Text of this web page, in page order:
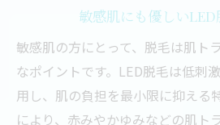
敏感肌にも優しい
敏感肌の方にとって、脱毛は肌ト
なポイントです。LED脱毛は低刺
用し、肌の負担を最小限に抑える
により、赤みやかゆみなどの肌ト